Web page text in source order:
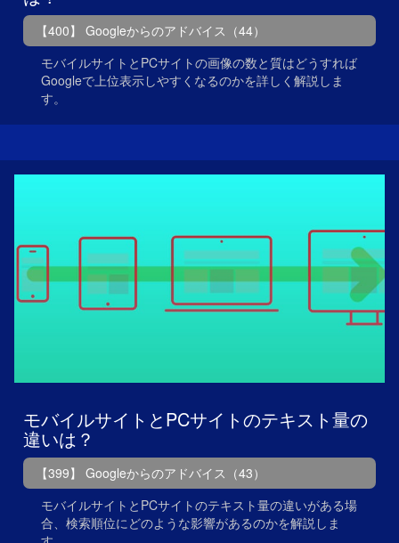
【400】 Googleからのアドバイス（44）
モバイルサイトとPCサイトの画像の数と質はどうすれば
Googleで上位表示しやすくなるのかを詳しく解説しま
す。
モバイルサイトとPCサイトのテキスト量の
違いは？
【399】 Googleからのアドバイス（43）
モバイルサイトとPCサイトのテキスト量の違いがある場
合、検索順位にどのような影響があるのかを解説しま